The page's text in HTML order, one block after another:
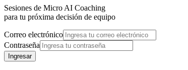
Sesiones de Micro AI Coaching
para tu próxima decisión de equipo
Correo electrónico
Contraseña
Ingresar